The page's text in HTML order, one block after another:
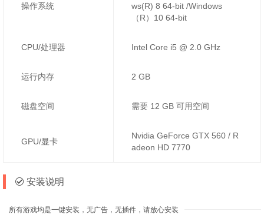
操作系统
ws(R) 8 64-bit /Windows
（R）10 64-bit
CPU/处理器 Intel Core i5 @ 2.0 GHz
运行内存 2 GB
磁盘空间 需要 12 GB 可用空间
GPU/显卡
Nvidia GeForce GTX 560 / R
adeon HD 7770
安装说明
所有游戏均是一键安装，无广告，无插件，请放心安装